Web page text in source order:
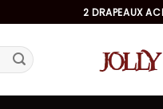
2 DRAPEAUX